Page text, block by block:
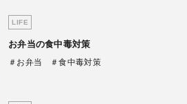
LIFE
お弁当の食中毒対策
＃お弁当 ＃食中毒対策